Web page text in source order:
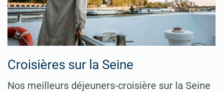
Croisières sur la Seine
Nos meilleurs déjeuners-croisière sur la Seine